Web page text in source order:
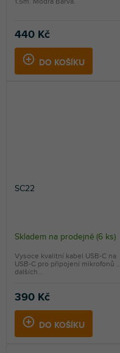
440 Kč
DO KOŠÍKU
SC22
Skladem na prodejně (6 ks)
390 Kč
DO KOŠÍKU
Vysoce kvalitní kabel USB-C na
USB-C pro připojení mikrofonů a
dalších...